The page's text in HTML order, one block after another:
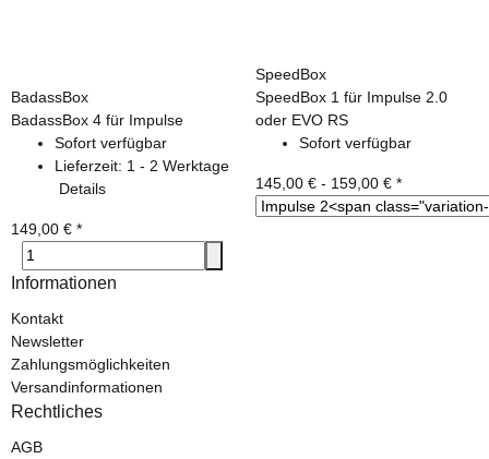
BadassBox
BadassBox 4 für Impulse
Sofort verfügbar
Lieferzeit: 1 - 2 Werktage
Details
149,00 € *
SpeedBox
SpeedBox 1 für Impulse 2.0
oder EVO RS
Sofort verfügbar
145,00 € - 159,00 € *
Informationen
Kontakt
Newsletter
Zahlungsmöglichkeiten
Versandinformationen
Rechtliches
AGB